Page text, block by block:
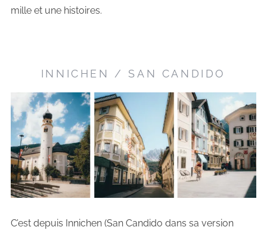
mille et une histoires.
INNICHEN / SAN CANDIDO
C’est depuis Innichen (San Candido dans sa version